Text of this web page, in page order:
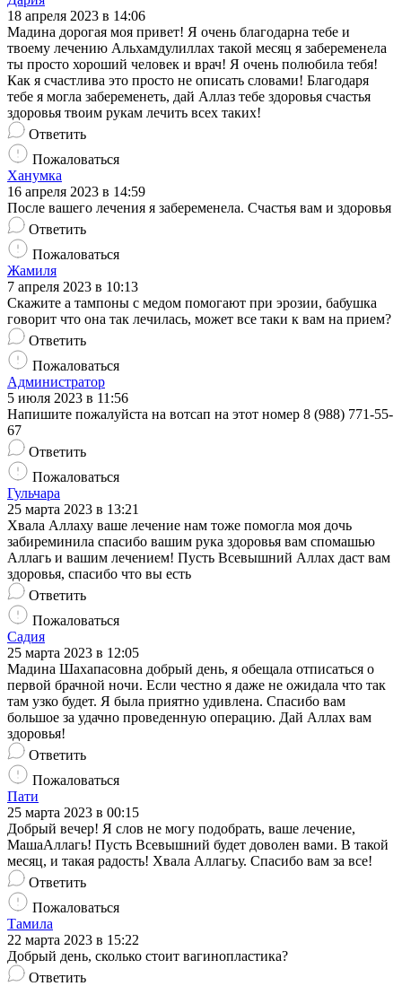
18 апреля 2023 в 14:06
Мадина дорогая моя привет! Я очень благодарна тебе и
твоему лечению Альхамдулиллах такой месяц я забеременела
ты просто хороший человек и врач! Я очень полюбила тебя!
Как я счастлива это просто не описать словами! Благодаря
тебе я могла забеременеть, дай Аллаз тебе здоровья счастья
здоровья твоим рукам лечить всех таких!
Ответить
Пожаловаться
Ханумка
16 апреля 2023 в 14:59
После вашего лечения я забеременела. Счастья вам и здоровья
Ответить
Пожаловаться
Жамиля
7 апреля 2023 в 10:13
Скажите а тампоны с медом помогают при эрозии, бабушка
говорит что она так лечилась, может все таки к вам на прием?
Ответить
Пожаловаться
Администратор
5 июля 2023 в 11:56
Напишите пожалуйста на вотсап на этот номер 8 (988) 771-55-
67
Ответить
Пожаловаться
Гульчара
25 марта 2023 в 13:21
Хвала Аллаху ваше лечение нам тоже помогла моя дочь
забиреминила спасибо вашим рука здоровья вам спомашью
Аллагь и вашим лечением! Пусть Всевышний Аллах даст вам
здоровья, спасибо что вы есть
Ответить
Пожаловаться
Садия
25 марта 2023 в 12:05
Мадина Шахапасовна добрый день, я обещала отписаться о
первой брачной ночи. Если честно я даже не ожидала что так
там узко будет. Я была приятно удивлена. Спасибо вам
большое за удачно проведенную операцию. Дай Аллах вам
здоровья!
Ответить
Пожаловаться
Пати
25 марта 2023 в 00:15
Добрый вечер! Я слов не могу подобрать, ваше лечение,
МашаАллагь! Пусть Всевышний будет доволен вами. В такой
месяц, и такая радость! Хвала Аллагьу. Спасибо вам за все!
Ответить
Пожаловаться
Тамила
22 марта 2023 в 15:22
Добрый день, сколько стоит вагинопластика?
Ответить